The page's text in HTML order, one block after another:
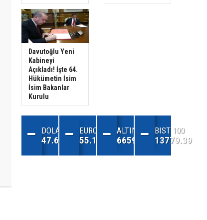
Davutoğlu Yeni
Kabineyi
Açıkladı! İşte 64.
Hükümetin İsim
İsim Bakanlar
Kurulu
DOLAR
47.68
EURO
55.13
ALTIN
6659.71
BIST 100
13779.39